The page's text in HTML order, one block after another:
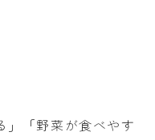
」「野菜が食べやす